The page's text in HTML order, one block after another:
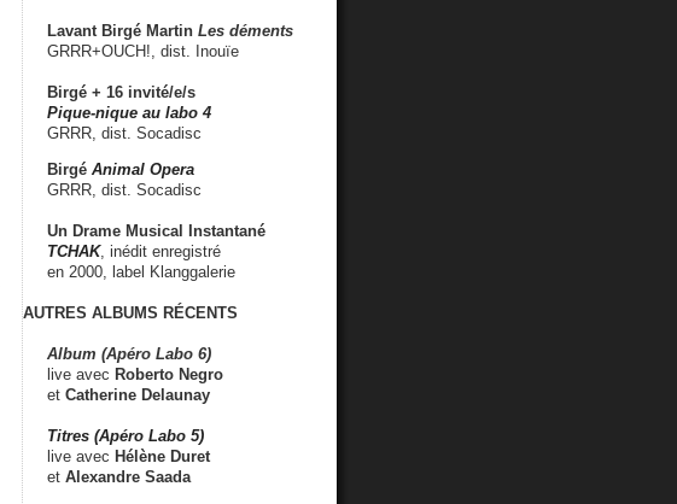
Lavant Birgé Martin Les déments
GRRR+OUCH!, dist. Inouïe
Birgé + 16 invité/e/s
Pique-nique au labo 4
GRRR, dist. Socadisc
Birgé Animal Opera
GRRR, dist. Socadisc
Un Drame Musical Instantané
TCHAK, inédit enregistré
en 2000, label Klanggalerie
AUTRES ALBUMS RÉCENTS
Album (Apéro Labo 6)
live avec Roberto Negro
et Catherine Delaunay
Titres (Apéro Labo 5)
live avec Hélène Duret
et Alexandre Saada